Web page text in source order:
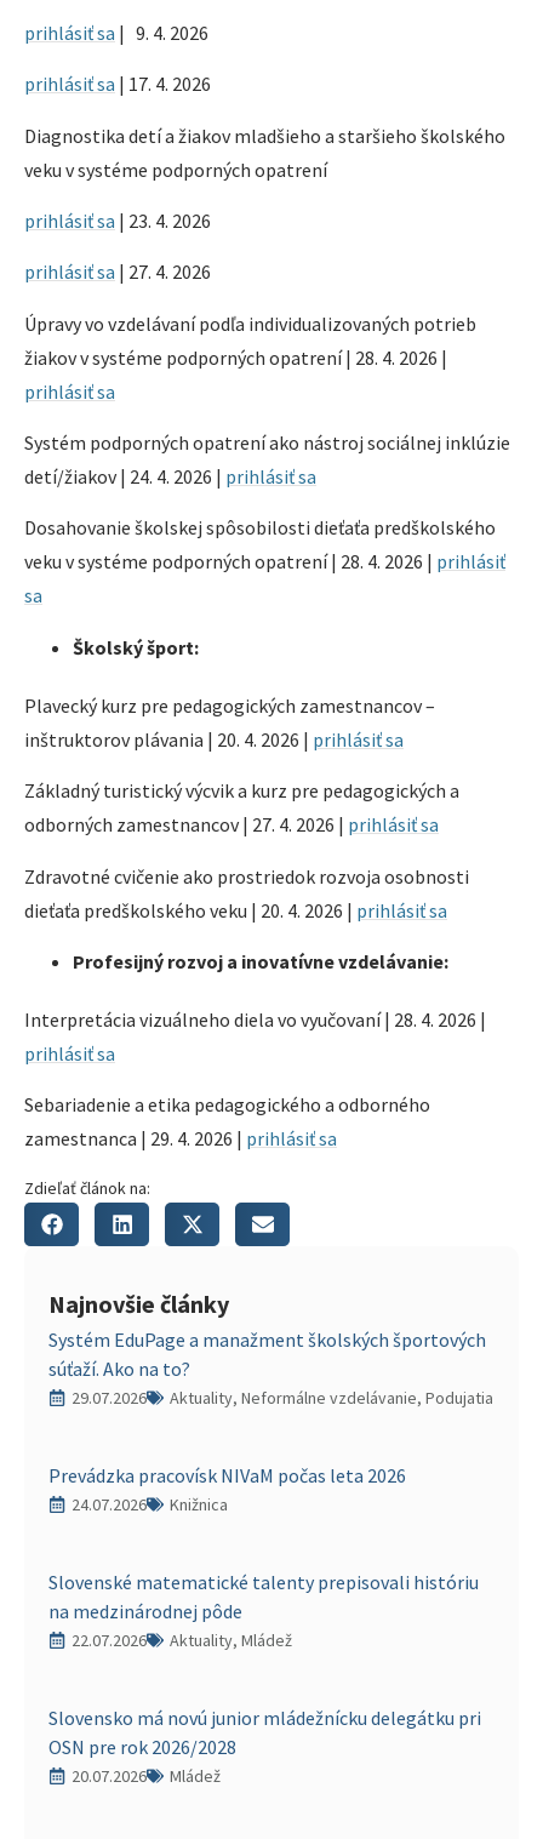
prihlásiť sa | 9. 4. 2026
prihlásiť sa | 17. 4. 2026
Diagnostika detí a žiakov mladšieho a staršieho školského
veku v systéme podporných opatrení
prihlásiť sa | 23. 4. 2026
prihlásiť sa | 27. 4. 2026
Úpravy vo vzdelávaní podľa individualizovaných potrieb
žiakov v systéme podporných opatrení | 28. 4. 2026 |
prihlásiť sa
Systém podporných opatrení ako nástroj sociálnej inklúzie
detí/žiakov | 24. 4. 2026 | prihlásiť sa
Dosahovanie školskej spôsobilosti dieťaťa predškolského
veku v systéme podporných opatrení | 28. 4. 2026 | prihlásiť
sa
Školský šport:
Plavecký kurz pre pedagogických zamestnancov –
inštruktorov plávania | 20. 4. 2026 | prihlásiť sa
Základný turistický výcvik a kurz pre pedagogických a
odborných zamestnancov | 27. 4. 2026 | prihlásiť sa
Zdravotné cvičenie ako prostriedok rozvoja osobnosti
dieťaťa predškolského veku | 20. 4. 2026 | prihlásiť sa
Profesijný rozvoj a inovatívne vzdelávanie:
Interpretácia vizuálneho diela vo vyučovaní | 28. 4. 2026 |
prihlásiť sa
Sebariadenie a etika pedagogického a odborného
zamestnanca | 29. 4. 2026 | prihlásiť sa
Zdieľať článok na:
Najnovšie články
Systém EduPage a manažment školských športových
súťaží. Ako na to?
29.07.2026 Aktuality, Neformálne vzdelávanie, Podujatia
Prevádzka pracovísk NIVaM počas leta 2026
24.07.2026 Knižnica
Slovenské matematické talenty prepisovali históriu
na medzinárodnej pôde
22.07.2026 Aktuality, Mládež
Slovensko má novú junior mládežnícku delegátku pri
OSN pre rok 2026/2028
20.07.2026 Mládež